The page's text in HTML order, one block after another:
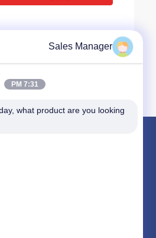
Sales Manager
7:31 PM
what product are you looking